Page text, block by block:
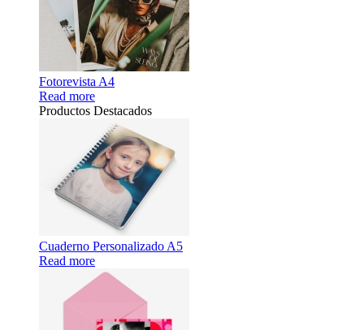
Fotorevista A4
Read more
Productos Destacados
Cuaderno Personalizado A5
Read more